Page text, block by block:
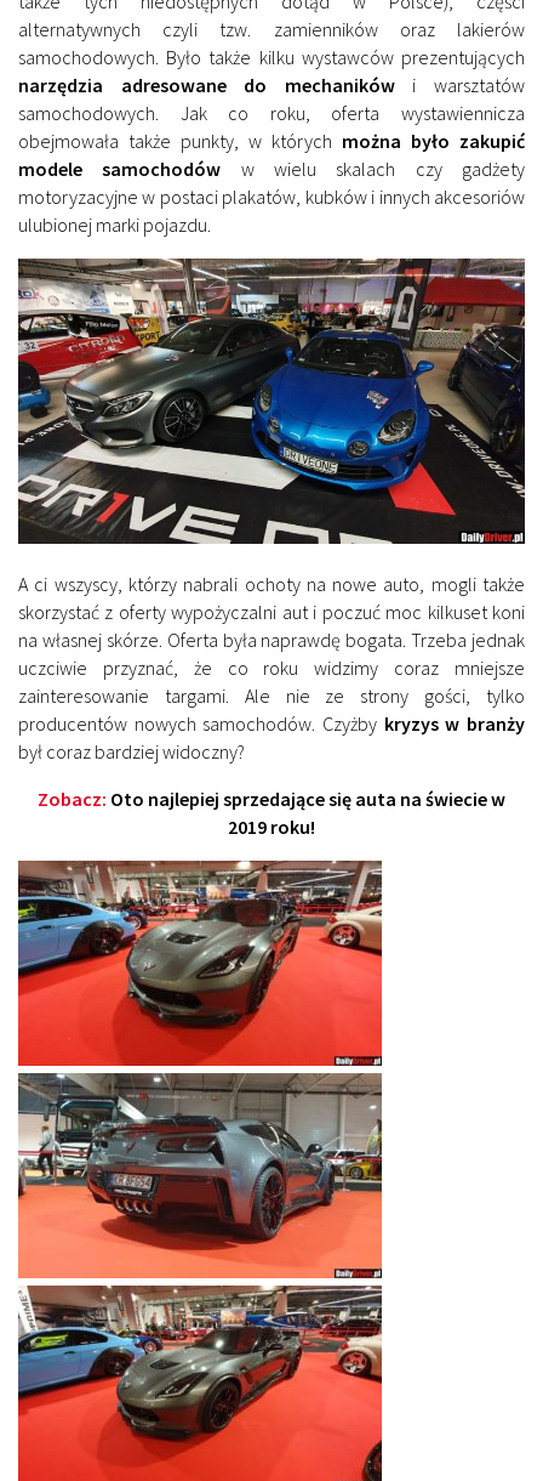
alternatywnych czyli tzw. zamienników oraz lakierów
samochodowych. Było także kilku wystawców prezentujących
narzędzia adresowane do mechanikówi warsztatów
samochodowych. Jak co roku, oferta wystawiennicza
obejmowała także punkty, w których można było zakupić
modele samochodów w wielu skalach czy gadżety
motoryzacyjne w postaci plakatów, kubków i innych akcesoriów
ulubionej marki pojazdu.
A ci wszyscy, którzy nabrali ochoty na nowe auto, mogli także
skorzystać z oferty wypożyczalni aut i poczuć moc kilkuset koni
na własnej skórze. Oferta była naprawdę bogata. Trzeba jednak
uczciwie przyznać, że co roku widzimy coraz mniejsze
zainteresowanie targami. Ale nie ze strony gości, tylko
producentów nowych samochodów. Czyżby kryzys w branży
był coraz bardziej widoczny?
Zobacz: Oto najlepiej sprzedające się auta na świecie w
2019 roku!